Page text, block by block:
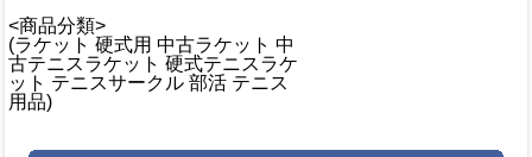
<商品分類>
(ラケット 硬式用 中古ラケット 中
古テニスラケット 硬式テニスラケ
ット テニスサークル 部活 テニス
用品)